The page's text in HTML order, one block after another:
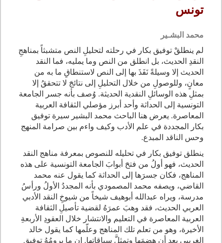
تونس
محمد البشـير
لم ينطلقْ توفيق بكار في رحلته لتحليلِ النص متشبثاً بمناهجِ
النقدِ الحديث، بل انطلق من النص وما يمليه، فما النقد
الحديث إلا وسيلةً نَفَذَ بها إلى النص لاستنطاقِ ما به من
معانٍ، وللوصولِ من خلال التحليلِ إلى نتائجَ لا تتحققُ إلا
بمثلِ هذه الوسائلِ النقدية الحديثة. وُصف بأنه جسر الجامعة
التونسية إلى الحداثة وأحد أبرز مؤصلي الثقافة العربية
المعاصرة. يعرض هنا الباحث محمد البشير سيرة توفيق
بكار المجددة في علم الأدب وكيف واءم بين صرامة المنهج
وحس الناقد المبدع.
ينطلق توفيق بكار في تحليله للنصوص بمعرفة مناهج النقد
الحديث، فهو أولُ من فتحَ أبوابَ الجامعة التونسية على هذه
المناهج، فكان جسرَها إلى الحداثة كما يقول عنه محمد
القاضي، ويصفه محمد المصمودي بأنه المجددُ الأولُ ورأسُ
مدرسة، ويراه عبدالله أبوهيف شيخاً من شيوخِ النقد الأدبي
العربي الحديث، فقد وهبَ عمرَهُ لقضية تأصيلِ الثقافة
العربية المعاصرة في التعليم والانتشار خلال العقودِ الأربعةِ
الأخيرة، وهو من تعلم تلك المناهج وعلّمها كما يقول خالد
الغريبي بعد أن هضمَها وتمثلَّ سياقاتِها. إن ما يرومُهُ توفيق